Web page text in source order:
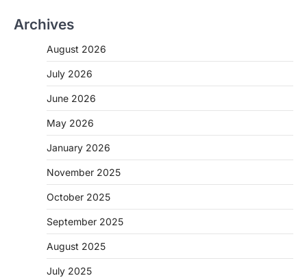
Archives
August 2026
July 2026
June 2026
May 2026
January 2026
November 2025
October 2025
September 2025
August 2025
July 2025
CG: शराब दुकानों में गड़बड़ी पर आबकारी
विभाग का बड़ा एक्शन
रायपुर। छत्तीसगढ़ में शराब दुकानों में अधिक कीमत पर